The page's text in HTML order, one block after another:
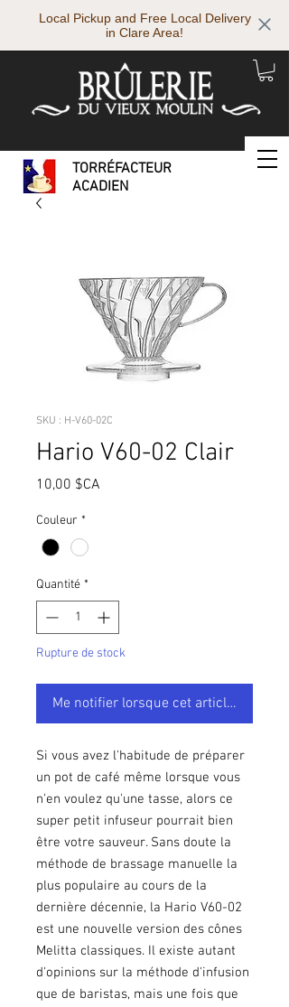
Local Pickup and Free Local Delivery
in Clare Area!
TORRÉFACTEUR
ACADIEN
SKU : H-V60-02C
Hario V60-02 Clair
10,00 $CA
Couleur *
Quantité *
Rupture de stock
Me notifier lorsque cet article est
Si vous avez l'habitude de préparer
un pot de café même lorsque vous
n'en voulez qu'une tasse, alors ce
super petit infuseur pourrait bien
être votre sauveur. Sans doute la
méthode de brassage manuelle la
plus populaire au cours de la
dernière décennie, la Hario V60-02
est une nouvelle version des cônes
Melitta classiques. Il existe autant
d'opinions sur la méthode d'infusion
que de baristas, mais une fois que